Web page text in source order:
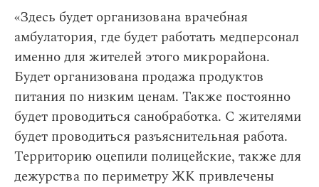
«Здесь будет организована врачебная
амбулатория, где будет работать медперсонал
именно для жителей этого микрорайона.
Будет организована продажа продуктов
питания по низким ценам. Также постоянно
будет проводиться санобработка. С жителями
будет проводиться разъяснительная работа.
Территорию оцепили полицейские, также для
дежурства по периметру ЖК привлечены